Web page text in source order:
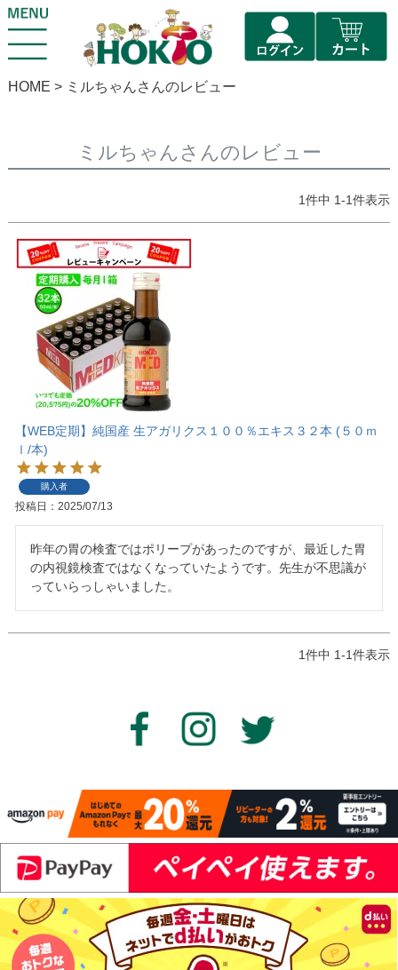
HOME ミルちゃんさんのレビュー
ミルちゃんさんのレビュー
1件中 1-1件表示
【WEB定期】純国産 生アガリクス１００％エキス３２本 (５０ｍ
ｌ/本)
購入者
投稿日 2025/07/13
昨年の胃の検査ではポリープがあったのですが、最近した胃
の内視鏡検査ではなくなっていたようです。先生が不思議が
っていらっしゃいました。
1件中 1-1件表示